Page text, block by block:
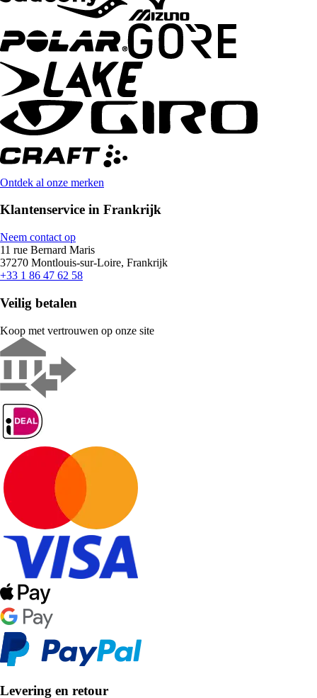
Ontdek al onze merken
Klantenservice in Frankrijk
Neem contact op
11 rue Bernard Maris
37270 Montlouis-sur-Loire, Frankrijk
+33 1 86 47 62 58
Veilig betalen
Koop met vertrouwen op onze site
Levering en retour